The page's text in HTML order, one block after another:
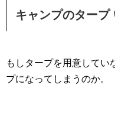
キャンプのタープ
もしタープを用意してい
プになってしまうのか。